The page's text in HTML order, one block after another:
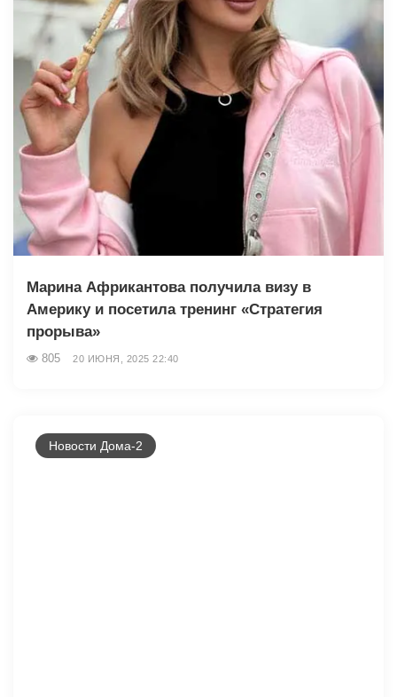
Марина Африкантова получила визу в
Америку и посетила тренинг «Стратегия
прорыва»
805 20 ИЮНЯ, 2025 22:40
Новости Дома-2